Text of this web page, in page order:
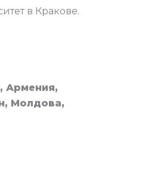
в Кракове.
Армения,
Молдова,